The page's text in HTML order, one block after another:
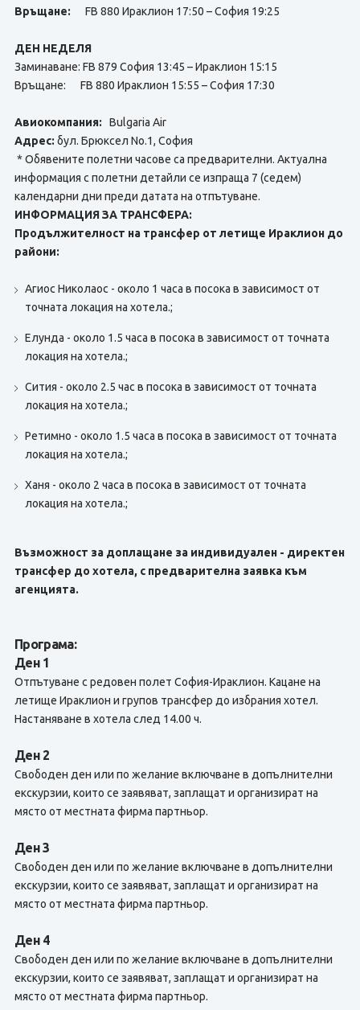
Връщане: FB 880 Ираклион 17:50 – София 19:25
ДЕН НЕДЕЛЯ
Заминаване: FB 879 София 13:45 – Ираклион 15:15
Връщане: FB 880 Ираклион 15:55 – София 17:30
Авиокомпания: Bulgaria Air
Адрес: бул. Брюксел No.1, София
* Обявените полетни часове са предварителни. Актуална
информация с полетни детайли се изпраща 7 (седем)
календарни дни преди датата на отпътуване.
ИНФОРМАЦИЯ ЗА ТРАНСФЕРА:
Продължителност на трансфер от летище Ираклион до
райони:
Агиос Николаос - около 1 часа в посока в зависимост от
точната локация на хотела.;
Елунда - около 1.5 часа в посока в зависимост от точната
локация на хотела.;
Сития - около 2.5 час в посока в зависимост от точната
локация на хотела.;
Ретимно - около 1.5 часа в посока в зависимост от точната
локация на хотела.;
Ханя - около 2 часа в посока в зависимост от точната
локация на хотела.;
Възможност за доплащане за индивидуален - директен
трансфер до хотела, с предварителна заявка към
агенцията.
Програма:
Ден 1
Отпътуване с редовен полет София-Ираклион. Кацане на
летище Ираклион и групов трансфер до избрания хотел.
Настаняване в хотела след 14.00 ч.
Ден 2
Свободен ден или по желание включване в допълнителни
екскурзии, които се заявяват, заплащат и организират на
място от местната фирма партньор.
Ден 3
Свободен ден или по желание включване в допълнителни
екскурзии, които се заявяват, заплащат и организират на
място от местната фирма партньор.
Ден 4
Свободен ден или по желание включване в допълнителни
екскурзии, които се заявяват, заплащат и организират на
място от местната фирма партньор.